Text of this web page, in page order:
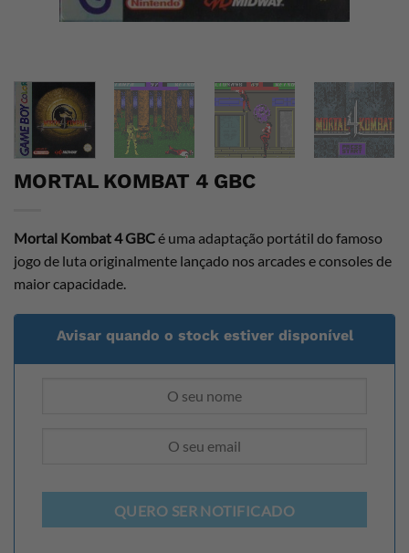
MORTAL KOMBAT 4 GBC
Mortal Kombat 4 GBCé uma adaptação portátil do famoso
jogo de luta originalmente lançado nos arcades e consoles de
maior capacidade.
Avisar quando o stock estiver disponível
QUERO SER NOTIFICADO